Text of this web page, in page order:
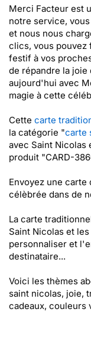
Merci Facteur est
notre service,
et nous nous
clics, vous pouvez
festif à vos
de répandre la
aujourd'hui avec
magie à cette
Cette carte
la catégorie "carte
avec Saint
produit "CARD-
Envoyez une carte
célèbrée dans de
La carte
Saint Nicolas et
personnaliser et
destinataire...
Voici les thèmes
saint nicolas, joie,
cadeaux, couleurs